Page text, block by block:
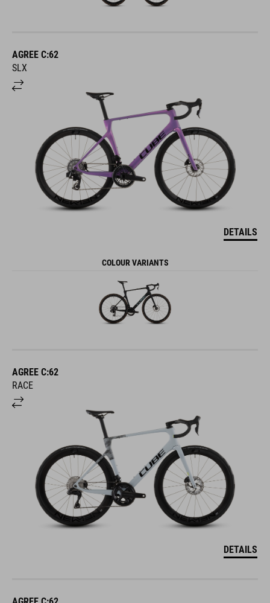
AGREE C:62
SLX
DETAILS
COLOUR VARIANTS
AGREE C:62
RACE
DETAILS